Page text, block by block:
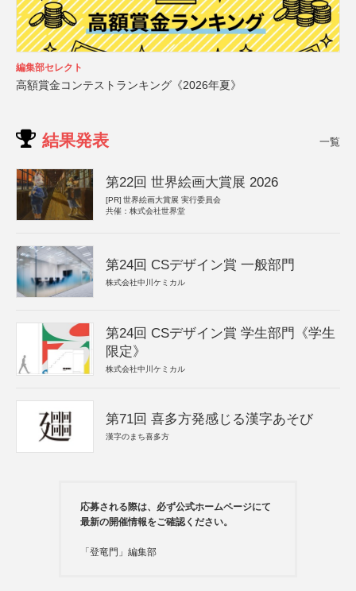
編集部セレクト
高額賞金コンテストランキング《2026年夏》
結果発表 一覧
第22回 世界絵画大賞展 2026
[PR] 世界絵画大賞展 実行委員会
共催：株式会社世界堂
第24回 CSデザイン賞 一般部門
株式会社中川ケミカル
第24回 CSデザイン賞 学生部門《学生
限定》
株式会社中川ケミカル
第71回 喜多方発感じる漢字あそび
漢字のまち喜多方
応募される際は、必ず公式ホームページにて
最新の開催情報をご確認ください。
「登竜門」編集部